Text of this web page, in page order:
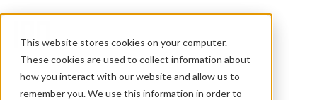
This website stores cookies on your computer.
These cookies are used to collect information about
how you interact with our website and allow us to
remember you. We use this information in order to